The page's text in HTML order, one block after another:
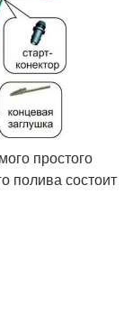
простого
полива состоит